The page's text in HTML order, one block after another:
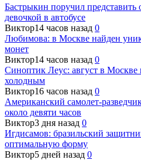
Бастрыкин поручил представить
девочкой в автобусе
Виктор14 часов назад 0
Любимова: в Москве найден
монет
Виктор14 часов назад 0
Синоптик Леус: август в Москве
холодным
Виктор16 часов назад 0
Американский самолет-
около девяти часов
Виктор3 дня назад 0
Игдисамов: бразильский
оптимальную форму
Виктор5 дней назад 0